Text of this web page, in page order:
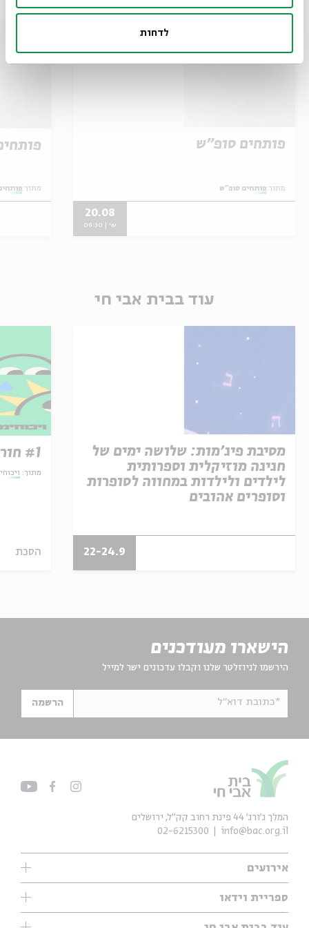
לדחות
פותחים סופ"ש
מתוך:פותחים סופ"ש
20.08
ש' | 09:30
מתוך:
עוד בבית אבי חי
מסיבת פיג'מות: שלושה ימים של
חגיגה מוזיקלית וספרותית
לילדים ולילדות במחווה לסופרות
וסופרים אהובים
22-24.9
#1 חורף או קיץ?
מתוך:
הסכת
הישארו מעודכנים
הירשמו לניוזלטר שלנו וקבלו עדכונים ישר למייל
*כתובת דוא"ל הרשמה
אירועים
עיון
אנגלית
ספריית וידאו
ילדים
המלך ג'ורג' 44 פינת רחוב קק״ל, ירושלים
info@bac.org.il
02-6215300